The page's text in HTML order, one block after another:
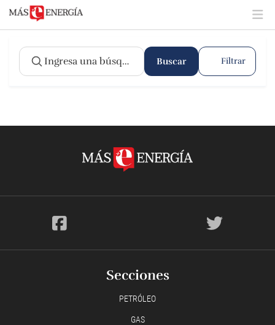
Buscar Filtrar
Secciones
PETRÓLEO
GAS